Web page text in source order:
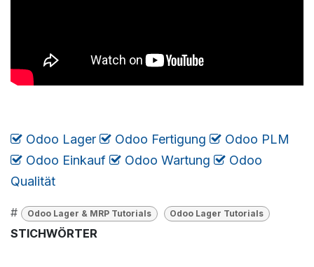
Odoo Lager Odoo Fertigung Odoo PLM
Odoo Einkauf
Odoo Wartung
Odoo
Qualität
# Odoo Lager & MRP Tutorials Odoo Lager Tutorials
STICHWÖRTER